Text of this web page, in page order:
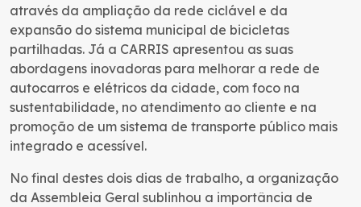
através da ampliação da rede ciclável e da
expansão do sistema municipal de bicicletas
partilhadas. Já a CARRIS apresentou as suas
abordagens inovadoras para melhorar a rede de
autocarros e elétricos da cidade, com foco na
sustentabilidade, no atendimento ao cliente e na
promoção de um sistema de transporte público mais
integrado e acessível.
No final destes dois dias de trabalho, a organização
da Assembleia Geral sublinhou a importância de